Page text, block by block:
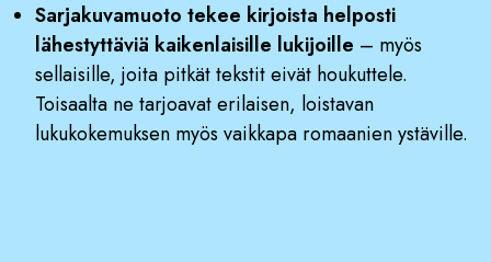
Sarjakuvamuoto tekee kirjoista helposti
lähestyttäviä kaikenlaisille lukijoille – myös
sellaisille, joita pitkät tekstit eivät houkuttele.
Toisaalta ne tarjoavat erilaisen, loistavan
lukukokemuksen myös vaikkapa romaanien ystäville.